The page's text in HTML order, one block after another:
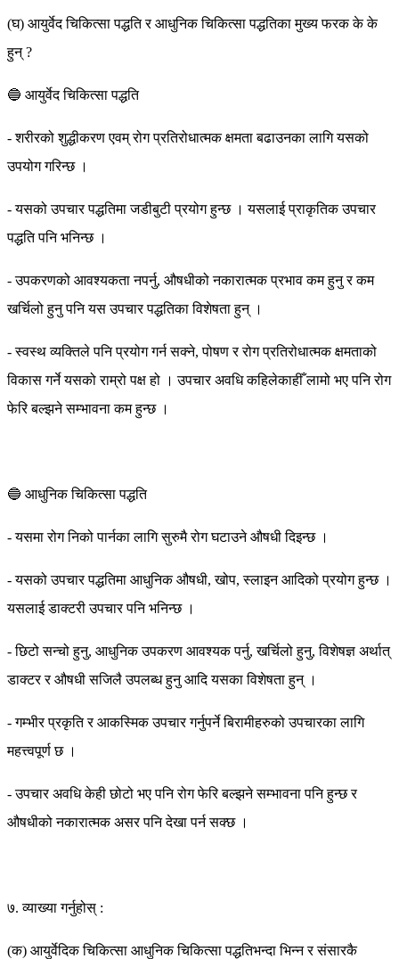
(घ) आयुर्वेद चिकित्सा पद्धति र आधुनिक चिकित्सा पद्धतिका मुख्य फरक के के
हुन् ?
🔵 आयुर्वेद चिकित्सा पद्धति
- शरीरको शुद्धीकरण एवम् रोग प्रतिरोधात्मक क्षमता बढाउनका लागि यसको
उपयोग गरिन्छ ।
- यसको उपचार पद्धतिमा जडीबुटी प्रयोग हुन्छ । यसलाई प्राकृतिक उपचार
पद्धति पनि भनिन्छ ।
- उपकरणको आवश्यकता नपर्नु, औषधीको नकारात्मक प्रभाव कम हुनु र कम
खर्चिलो हुनु पनि यस उपचार पद्धतिका विशेषता हुन् ।
- स्वस्थ व्यक्तिले पनि प्रयोग गर्न सक्ने, पोषण र रोग प्रतिरोधात्मक क्षमताको
विकास गर्ने यसको राम्रो पक्ष हो । उपचार अवधि कहिलेकाहीँ लामो भए पनि रोग
फेरि बल्झने सम्भावना कम हुन्छ ।
🔵 आधुनिक चिकित्सा पद्धति
- यसमा रोग निको पार्नका लागि सुरुमै रोग घटाउने औषधी दिइन्छ ।
- यसको उपचार पद्धतिमा आधुनिक औषधी, खोप, स्लाइन आदिको प्रयोग हुन्छ ।
यसलाई डाक्टरी उपचार पनि भनिन्छ ।
- छिटो सन्चो हुनु, आधुनिक उपकरण आवश्यक पर्नु, खर्चिलो हुनु, विशेषज्ञ अर्थात्
डाक्टर र औषधी सजिलै उपलब्ध हुनु आदि यसका विशेषता हुन् ।
- गम्भीर प्रकृति र आकस्मिक उपचार गर्नुपर्ने बिरामीहरुको उपचारका लागि
महत्त्वपूर्ण छ ।
- उपचार अवधि केही छोटो भए पनि रोग फेरि बल्झने सम्भावना पनि हुन्छ र
औषधीको नकारात्मक असर पनि देखा पर्न सक्छ ।
७. व्याख्या गर्नुहोस् :
(क) आयुर्वेदिक चिकित्सा आधुनिक चिकित्सा पद्धतिभन्दा भिन्न र संसारकै